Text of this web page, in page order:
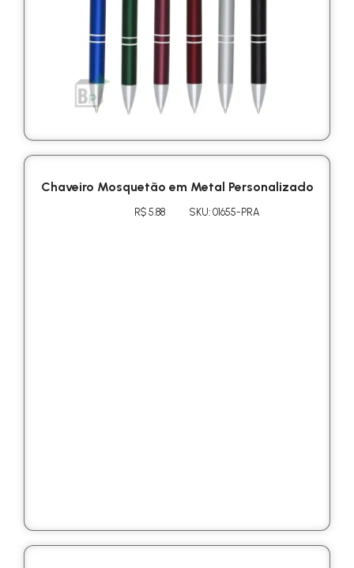
Chaveiro Mosquetão em Metal Personalizado
R$ 5.88 SKU: 01655-PRA